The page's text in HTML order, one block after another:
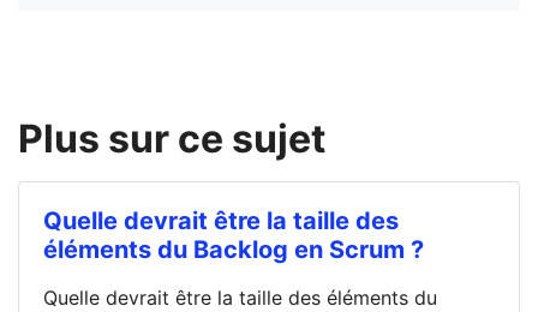
Plus sur ce sujet
Quelle devrait être la taille des
éléments du Backlog en Scrum ?
Quelle devrait être la taille des éléments du